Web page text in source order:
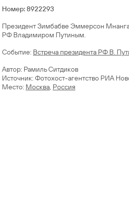
Номер: 8922293
Президент Зимбабве Эммерсон
РФ Владимиром Путиным.
Cобытие: Встреча президента РФ В.
Автор: Рамиль Ситдиков
Источник: Фотохост-агентство РИА
Место: Москва, Россия